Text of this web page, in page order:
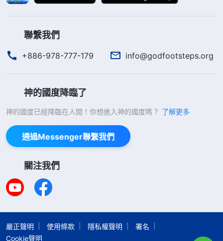
聯繫我們
+886-978-777-179 info@godfootsteps.org
神的國度降臨了
神的國度已經降臨在人間！你想進入神的國度嗎？ 了解更多
通過Messenger聯繫我們
關注我們
嚴正聲明 使用條款 隱私權聲明
署名
Cookie聲明